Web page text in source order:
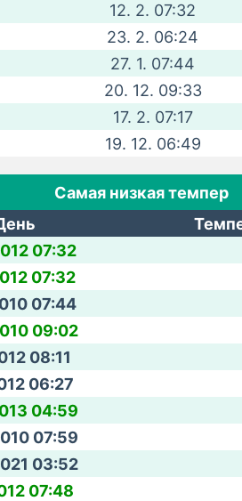
12. 2. 07:32
23. 2. 06:24
27. 1. 07:44
20. 12. 09:33
17. 2. 07:17
19. 12. 06:49
Самая низкая темпер
07:32
07:32
07:44
09:02
08:11
06:27
04:59
07:59
03:52
07:48